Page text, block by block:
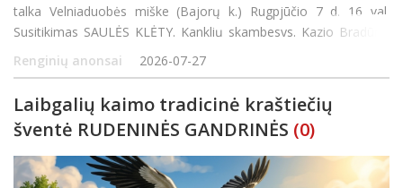
talka Velniaduobės miške (Bajorų k.) Rugpjūčio 7 d. 16 val.
Susitikimas SAULĖS KLĖTY. Kanklių skambesys. Kazio Bradūno
eilės. Kūrybinės dirbtuvės šeimai ir visiems, ieškantiems kūrybos
džiaugsmo. Kvi
Renginių anonsai 2026-07-27
Laibgalių kaimo tradicinė kraštiečių
šventė RUDENINĖS GANDRINĖS (0)